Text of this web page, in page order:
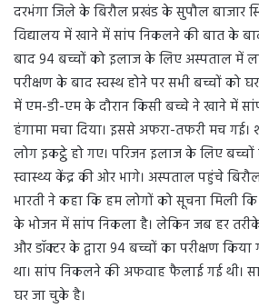
दरभंगा जिले के बिरौल प्रखंड के सुपौल बाजार
विद्यालय में खाने में सांप निकलने की बात के
बाद 94 बच्चों को इलाज के लिए अस्पताल में
परीक्षण के बाद स्वस्थ होने पर सभी बच्चों को
में एम-डी-एम के दौरान किसी बच्चे ने खाने में
हंगामा मचा दिया। इससे अफरा-तफरी मच
लोग इकट्ठे हो गए। परिजन इलाज के लिए बच्चों
स्वास्थ्य केंद्र की ओर भागे। अस्पताल पहुंचे
भारती ने कहा कि हम लोगों को सूचना मिली
के भोजन में सांप निकला है। लेकिन जब हर
और डॉक्टर के द्वारा 94 बच्चों का परीक्षण
था। सांप निकलने की अफवाह फैलाई गई थी।
घर जा चुके है।